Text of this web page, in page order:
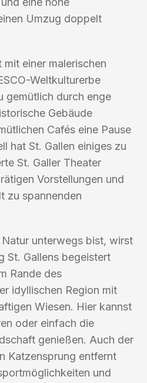
Umzug doppelt
einer malerischen
Weltkulturerbe
gemütlich durch enge
Gebäude
Cafés eine Pause
hat St. Gallen einiges zu
St. Galler Theater
Vorstellungen und
zu spannenden
unterwegs bist, wirst
St. Gallens begeistert
Rande des
idyllischen Region mit
Wiesen. Hier kannst
oder einfach die
genießen. Auch der
Katzensprung entfernt
und